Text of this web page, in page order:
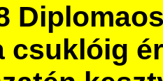
csuklóig